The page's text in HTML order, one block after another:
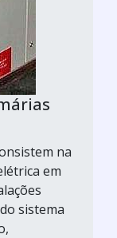
na
em
sistema